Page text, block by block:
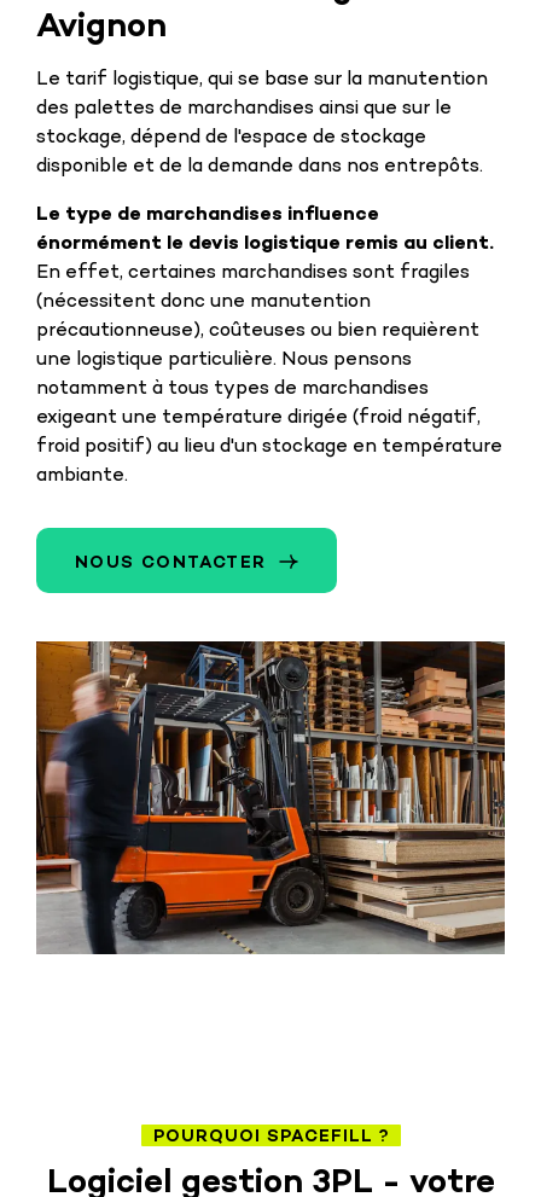
Avignon
Le tarif logistique, qui se base sur la manutention
des palettes de marchandises ainsi que sur le
stockage, dépend de l'espace de stockage
disponible et de la demande dans nos entrepôts.
Le type de marchandises influence
énormément le devis logistique remis au client.
En effet, certaines marchandises sont fragiles
(nécessitent donc une manutention
précautionneuse), coûteuses ou bien requièrent
une logistique particulière. Nous pensons
notamment à tous types de marchandises
exigeant une température dirigée (froid négatif,
froid positif) au lieu d'un stockage en température
ambiante.
NOUS CONTACTER
POURQUOI SPACEFILL ?
Logiciel gestion 3PL - votre